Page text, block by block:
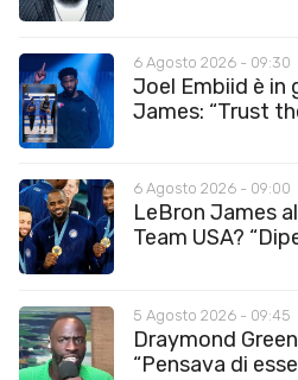
6 Agosto 2026 - 09:30
Joel Embiid è in
James: “Trust
6 Agosto 2026 - 09:00
LeBron James
Team USA?
5 Agosto 2026 - 09:45
Draymond
“Pensava di